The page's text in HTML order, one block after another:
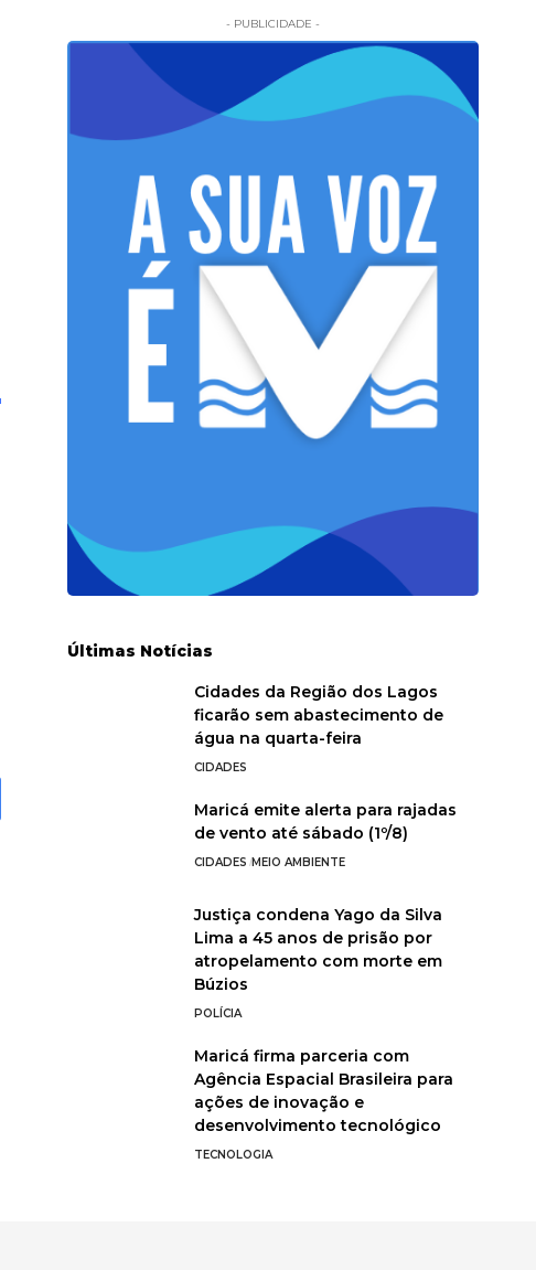
- PUBLICIDADE -
Últimas Notícias
Cidades da Região dos Lagos
ficarão sem abastecimento de
água na quarta-feira
CIDADES
Maricá emite alerta para rajadas
de vento até sábado (1º/8)
CIDADES MEIO AMBIENTE
Justiça condena Yago da Silva
Lima a 45 anos de prisão por
atropelamento com morte em
Búzios
POLÍCIA
Maricá firma parceria com
Agência Espacial Brasileira para
ações de inovação e
desenvolvimento tecnológico
TECNOLOGIA